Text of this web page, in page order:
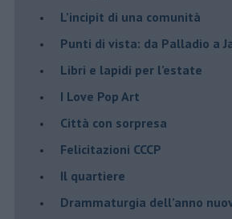
​L’incipit di una comunità
Punti di vista: da Palladio a
​Libri e lapidi per l’estate
​I Love Pop Art
Città con sorpresa
Felicitazioni CCCP
​Il quartiere
​Drammaturgia dell’anno